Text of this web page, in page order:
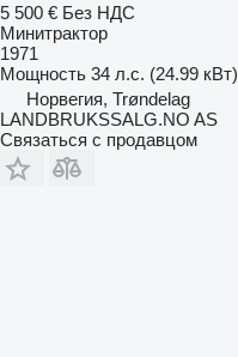
5 500 € Без НДС
Минитрактор
1971
Мощность 34 л.с. (24.99 кВт)
Норвегия, Trøndelag
LANDBRUKSSALG.NO AS
Связаться с продавцом